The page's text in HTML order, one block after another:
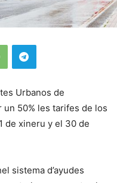
Urbanos de
un 50% les tarifes de los
de xineru y el 30 de
sistema d’ayudes